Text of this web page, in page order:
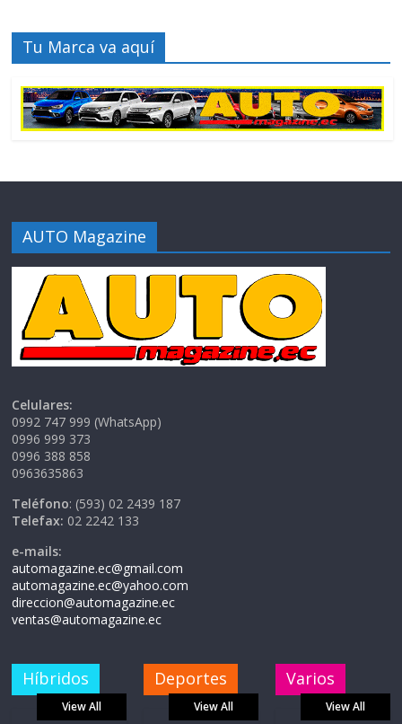
Tu Marca va aquí
AUTO Magazine
Celulares:
0992 747 999 (WhatsApp)
0996 999 373
0996 388 858
0963635863
Teléfono: (593) 02 2439 187
Telefax: 02 2242 133
e-mails:
automagazine.ec@gmail.com
automagazine.ec@yahoo.com
direccion@automagazine.ec
ventas@automagazine.ec
Híbridos
View All
Deportes
View All
Varios
View All